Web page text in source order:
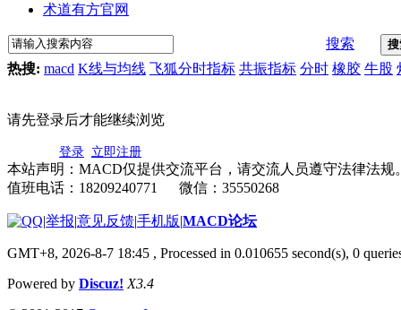
术道有方官网
搜索
热搜: macd K线与均线 飞狐分时指标 共振指标 分时 橡胶 牛股
请先登录后才能继续浏览
登录 立即注册
本站声明：MACD仅提供交流平台，请交流人员遵守法律法规
值班电话：18209240771 微信：35550268
|举报|意见反馈|手机版|MACD论坛
GMT+8, 2026-8-7 18:45 , Processed in 0.010655 second(s), 0
Powered by Discuz! X3.4